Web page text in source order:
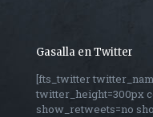
Gasalla en Twitter
[fts_twitter
twitter_height=300px
show_retweets=no